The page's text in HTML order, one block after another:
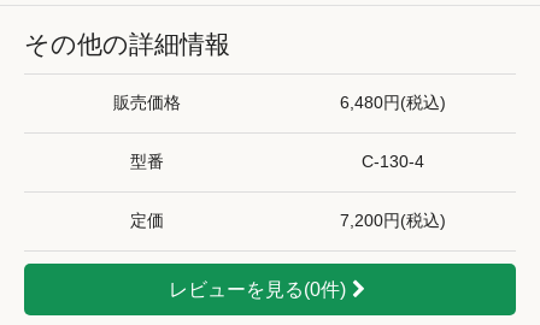
その他の詳細情報
販売価格 6,480円(税込)
型番 C-130-4
定価 7,200円(税込)
レビューを見る(0件)